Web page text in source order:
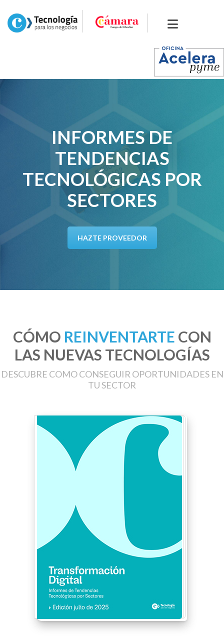
INFORMES DE
TENDENCIAS
TECNOLÓGICAS POR
SECTORES
HAZTE PROVEEDOR
CÓMO REINVENTARTE CON
LAS NUEVAS TECNOLOGÍAS
DESCUBRE COMO CONSEGUIR OPORTUNIDADES EN
TU SECTOR